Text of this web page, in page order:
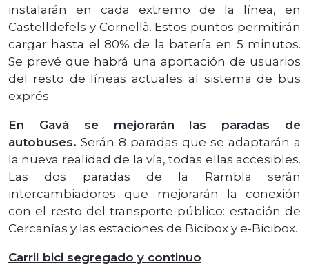
instalarán en cada extremo de la línea, en
Castelldefels y Cornellà. Estos puntos permitirán
cargar hasta el 80% de la batería en 5 minutos.
Se prevé que habrá una aportación de usuarios
del resto de líneas actuales al sistema de bus
exprés.
En Gavà se mejorarán las paradas de
autobuses. Serán 8 paradas que se adaptarán a
la nueva realidad de la vía, todas ellas accesibles.
Las dos paradas de la Rambla serán
intercambiadores que mejorarán la conexión
con el resto del transporte público: estación de
Cercanías y las estaciones de Bicibox y e-Bicibox.
Carril bici segregado y continuo